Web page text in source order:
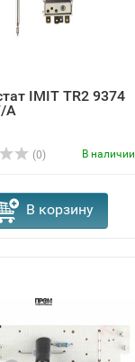
IMIT TR2 9374
A
(0) В наличии
В корзину